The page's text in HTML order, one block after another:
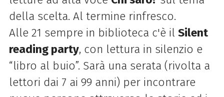
della scelta. Al termine rinfresco.
Alle 21 sempre in biblioteca c'è il Silent
reading party, con lettura in silenzio e
“libro al buio”. Sarà una serata (rivolta a
lettori dai 7 ai 99 anni) per incontrare